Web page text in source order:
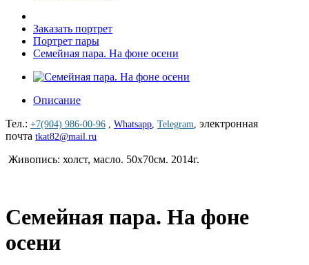
Заказать портрет
Портрет пары
Семейная пара. На фоне осени
Описание
Тел.: +7(904) 986-00-96 , Whatsapp, Telegram, электронная
почта tkat82@mail.ru
Живопись: холст, масло. 50х70см. 2014г.
Семейная пара. На фоне
осени